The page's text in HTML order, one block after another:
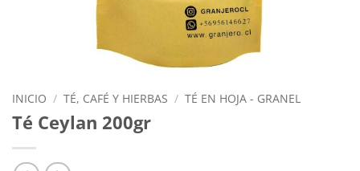
INICIO / TÉ, CAFÉ Y HIERBAS / TÉ EN HOJA - GRANEL
Té Ceylan 200gr